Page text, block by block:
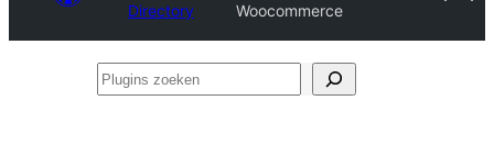
Directory
Woocommerce
Plugins